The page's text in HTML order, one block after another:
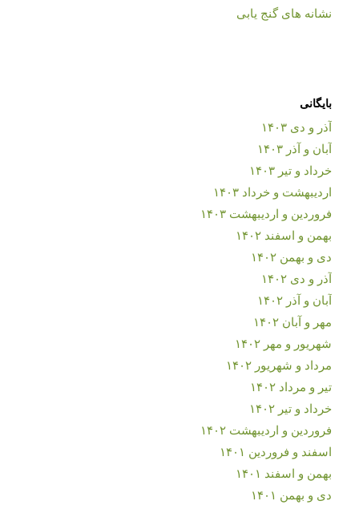
نشانه های گنج یابی
بایگانی
آذر و دی ۱۴۰۳
آبان و آذر ۱۴۰۳
خرداد و تیر ۱۴۰۳
اردیبهشت و خرداد ۱۴۰۳
فروردین و اردیبهشت ۱۴۰۳
بهمن و اسفند ۱۴۰۲
دی و بهمن ۱۴۰۲
آذر و دی ۱۴۰۲
آبان و آذر ۱۴۰۲
مهر و آبان ۱۴۰۲
شهریور و مهر ۱۴۰۲
مرداد و شهریور ۱۴۰۲
تیر و مرداد ۱۴۰۲
خرداد و تیر ۱۴۰۲
فروردین و اردیبهشت ۱۴۰۲
اسفند و فروردین ۱۴۰۱
بهمن و اسفند ۱۴۰۱
دی و بهمن ۱۴۰۱